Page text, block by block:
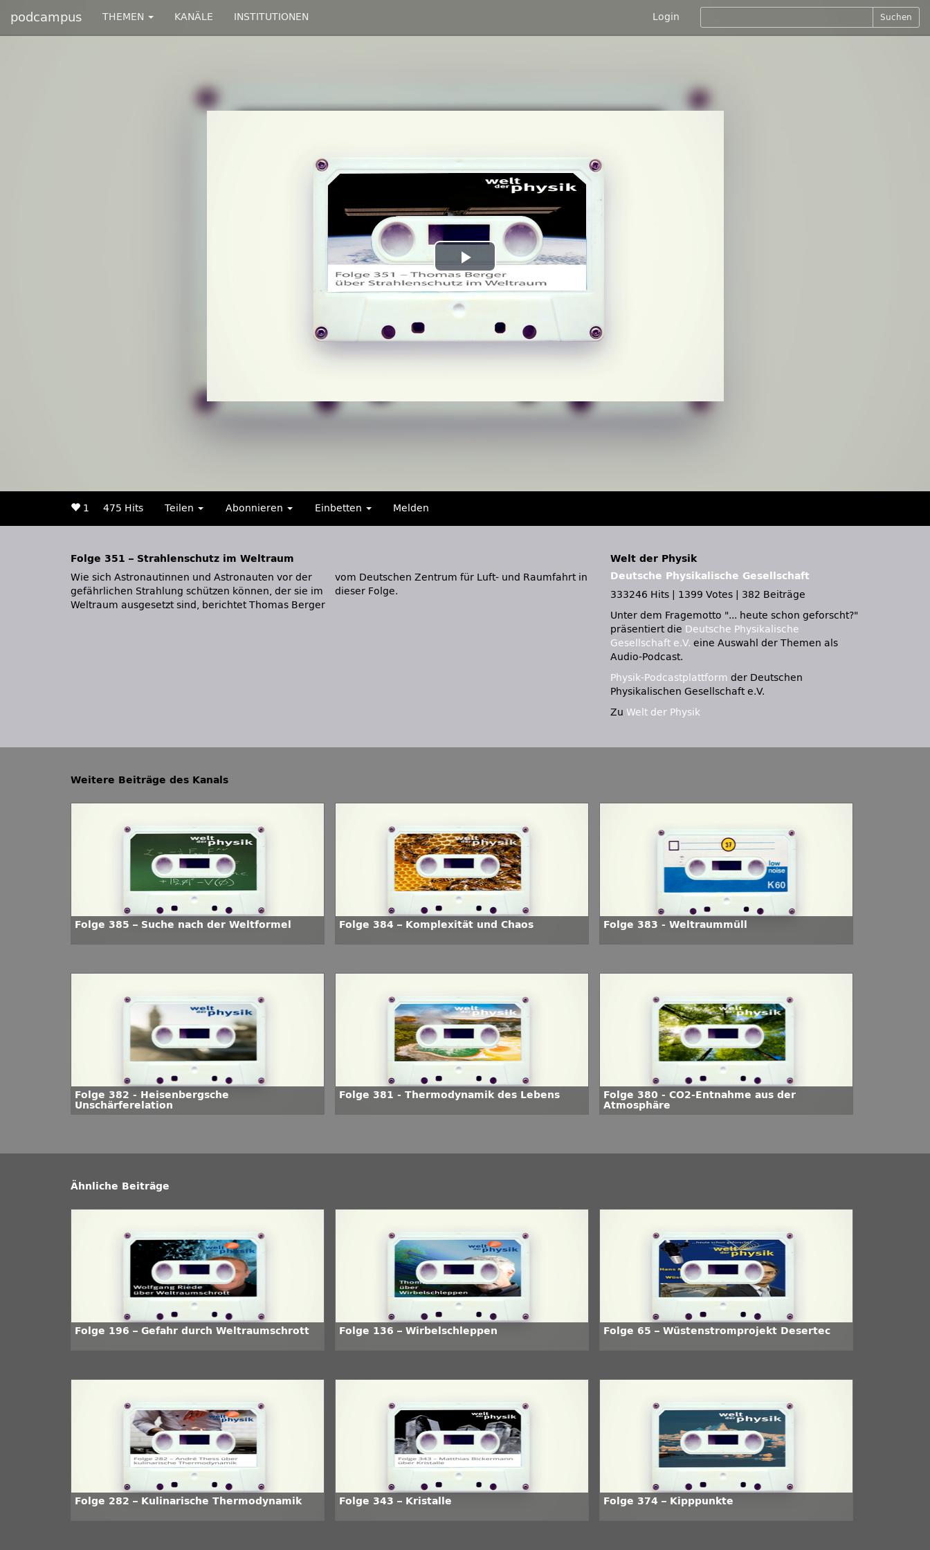
podcampus THEMEN KANÄLE INSTITUTIONEN Login Suchen
Play
Video
1 475 Hits Teilen Abonnieren Einbetten Melden
Folge 351 – Strahlenschutz im Weltraum
Wie sich Astronautinnen und Astronauten vor der
gefährlichen Strahlung schützen können, der sie im
Weltraum ausgesetzt sind, berichtet Thomas Berger
vom Deutschen Zentrum für Luft- und Raumfahrt in
dieser Folge.
Welt der Physik
Deutsche Physikalische Gesellschaft
333246 Hits
1399 Votes
382 Beiträge
Unter dem Fragemotto
... heute schon geforscht?
präsentiert die Deutsche Physikalische
Gesellschaft e.V. eine Auswahl der Themen als
Audio-Podcast.
Physik-Podcastplattform der Deutschen
Physikalischen Gesellschaft e.V.
Zu Welt der Physik
Weitere Beiträge des Kanals
Folge 385 – Suche nach der Weltformel Folge 384 – Komplexität und Chaos Folge 383 - Weltraummüll
Folge 382 - Heisenbergsche
Unschärferelation
Folge 381 - Thermodynamik des Lebens
Folge 380 - CO2-Entnahme aus der
Atmosphäre
Ähnliche Beiträge
Folge 196 – Gefahr durch Weltraumschrott Folge 136 – Wirbelschleppen Folge 65 – Wüstenstromprojekt Desertec
Folge 282 – Kulinarische Thermodynamik Folge 343 – Kristalle Folge 374 – Kipppunkte